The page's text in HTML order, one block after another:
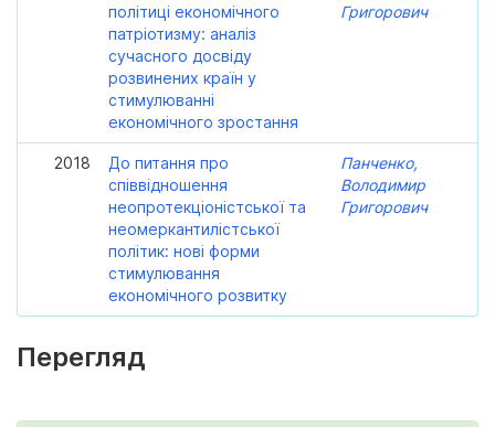
політиці економічного
патріотизму: аналіз
сучасного досвіду
розвинених країн у
стимулюванні
економічного зростання
Григорович
2018
До питання про
співвідношення
неопротекціоністської та
неомеркантилістської
політик: нові форми
стимулювання
економічного розвитку
Панченко,
Володимир
Григорович
Перегляд